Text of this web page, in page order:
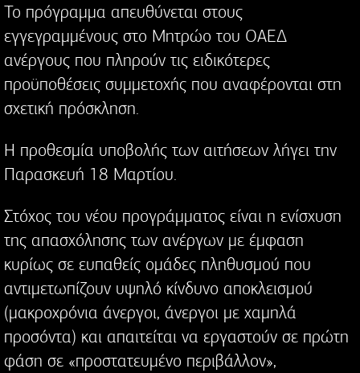
Το πρόγραμμα απευθύνεται στους
εγγεγραμμένους στο Μητρώο του ΟΑΕΔ
ανέργους που πληρούν τις ειδικότερες
προϋποθέσεις συμμετοχής που αναφέρονται στη
σχετική πρόσκληση.
Η προθεσμία υποβολής των αιτήσεων λήγει την
Παρασκευή 18 Μαρτίου.
Στόχος του νέου προγράμματος είναι η ενίσχυση
της απασχόλησης των ανέργων με έμφαση
κυρίως σε ευπαθείς ομάδες πληθυσμού που
αντιμετωπίζουν υψηλό κίνδυνο αποκλεισμού
(μακροχρόνια άνεργοι, άνεργοι με χαμηλά
προσόντα) και απαιτείται να εργαστούν σε πρώτη
φάση σε «προστατευμένο περιβάλλον»,